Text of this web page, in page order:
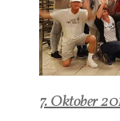
7. Oktober